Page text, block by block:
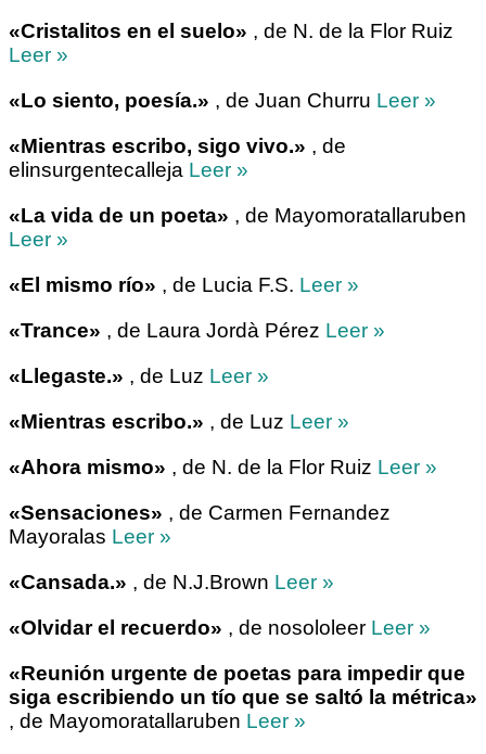
«Cristalitos en el suelo» , de N. de la Flor Ruiz
Leer »
«Lo siento, poesía.» , de Juan Churru Leer »
«Mientras escribo, sigo vivo.» , de
elinsurgentecalleja Leer »
«La vida de un poeta» , de Mayomoratallaruben
Leer »
«El mismo río» , de Lucia F.S. Leer »
«Trance» , de Laura Jordà Pérez Leer »
«Llegaste.» , de Luz Leer »
«Mientras escribo.» , de Luz Leer »
«Ahora mismo» , de N. de la Flor Ruiz Leer »
«Sensaciones» , de Carmen Fernandez
Mayoralas Leer »
«Cansada.» , de N.J.Brown Leer »
«Olvidar el recuerdo» , de nosololeer Leer »
«Reunión urgente de poetas para impedir que
siga escribiendo un tío que se saltó la métrica»
, de Mayomoratallaruben Leer »